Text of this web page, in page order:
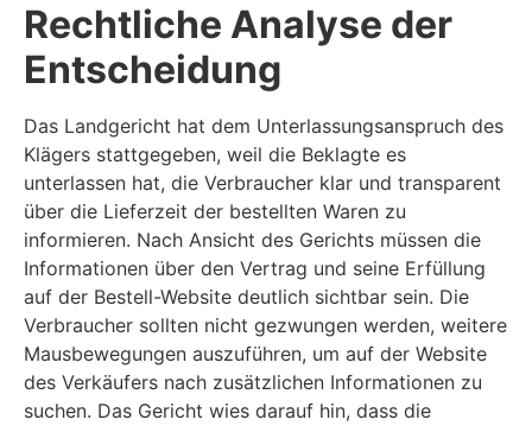
Rechtliche Analyse der
Entscheidung
Das Landgericht hat dem Unterlassungsanspruch des
Klägers stattgegeben, weil die Beklagte es
unterlassen hat, die Verbraucher klar und transparent
über die Lieferzeit der bestellten Waren zu
informieren. Nach Ansicht des Gerichts müssen die
Informationen über den Vertrag und seine Erfüllung
auf der Bestell-Website deutlich sichtbar sein. Die
Verbraucher sollten nicht gezwungen werden, weitere
Mausbewegungen auszuführen, um auf der Website
des Verkäufers nach zusätzlichen Informationen zu
suchen. Das Gericht wies darauf hin, dass die